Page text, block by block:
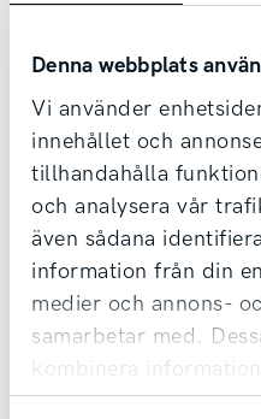
Denna webbplats
Vi använder
innehållet och
tillhandahålla
och analysera vår
även sådana
information från din
medier och annons-
samarbetar med.
kombinera
information som du
Kontakta
Vi tar din bil i inbyte
samt erbjuder
Möjlighet till